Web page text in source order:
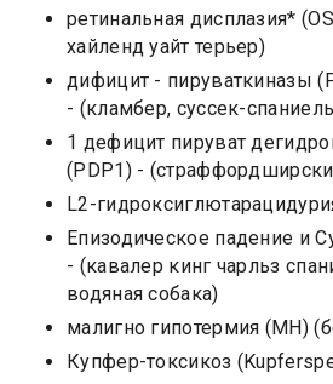
ретинальная дисплазия*
хайленд уайт терьер)
дифицит - пируваткиназы
- (кламбер, суссек-
1 дефицит пируват
(PDP1) -
L2-
Епизодическое падение и
- (кавалер кинг чарльз
водяная собака)
малигно гипотермия (МН)
Купфер-токсикоз